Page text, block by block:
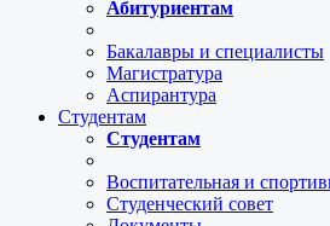
Абитуриентам
Бакалавры и специалисты
Магистратура
Аспирантура
Студентам
Студентам
Воспитательная и
Студенческий совет